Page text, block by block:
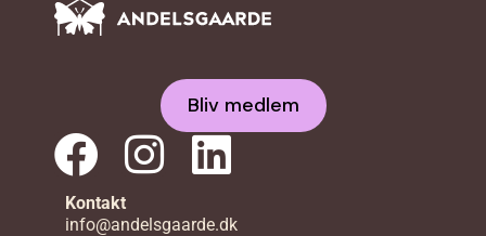
Bliv medlem
Kontakt
info@andelsgaarde.dk